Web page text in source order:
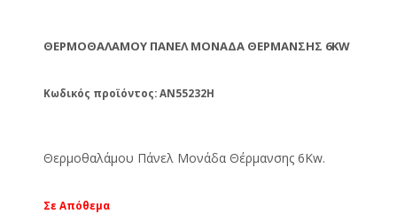
ΘΕΡΜΟΘΑΛΆΜΟΥ ΠΆΝΕΛ ΜΟΝΆΔΑ ΘΈΡΜΑΝΣΗΣ 6KW
Κωδικός προϊόντος: AN55232H
Θερμοθαλάμου Πάνελ Μονάδα Θέρμανσης 6Κw.
Σε Απόθεμα